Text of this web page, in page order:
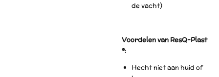
de vacht)
Voordelen van ResQ-Plast
®:
Hecht niet aan huid of